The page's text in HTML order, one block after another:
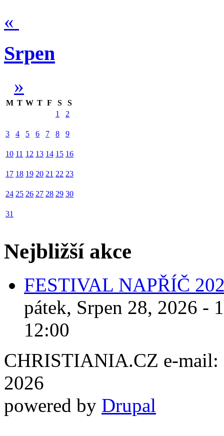
«
Srpen
»
M T W T F S
S
1
2
3 4 5 6 7 8 9
10 11 12 13 14 15 16
17 18 19 20 21 22 23
24 25 26 27 28 29 30
31
Nejbližší akce
FESTIVAL NAPŘÍČ
pátek, Srpen 28, 2026 -
12:00
CHRISTIANIA.CZ e-mail:
2026
powered by Drupal